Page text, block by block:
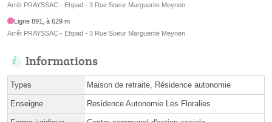
Arrêt PRAYSSAC - Ehpad - 3 Rue Soeur Marguerite Meynen
Ligne 891, à 629 m
Arrêt PRAYSSAC - Ehpad - 3 Rue Soeur Marguerite Meynen
Informations
Types Maison de retraite, Résidence autonomie
Enseigne Residence Autonomie Les Floralies